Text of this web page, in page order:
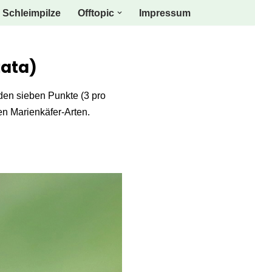
Schleimpilze Offtopic Impressum
sieben Punkte (3 pro
Marienkäfer-Arten.